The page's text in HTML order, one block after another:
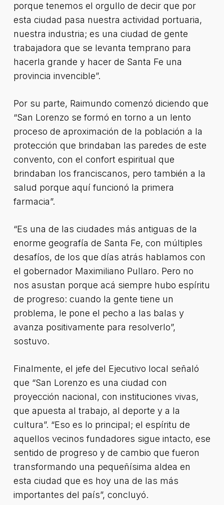
porque tenemos el orgullo de decir que por
esta ciudad pasa nuestra actividad portuaria,
nuestra industria; es una ciudad de gente
trabajadora que se levanta temprano para
hacerla grande y hacer de Santa Fe una
provincia invencible”.
Por su parte, Raimundo comenzó diciendo que
“San Lorenzo se formó en torno a un lento
proceso de aproximación de la población a la
protección que brindaban las paredes de este
convento, con el confort espiritual que
brindaban los franciscanos, pero también a la
salud porque aquí funcionó la primera
farmacia”.
“Es una de las ciudades más antiguas de la
enorme geografía de Santa Fe, con múltiples
desafíos, de los que días atrás hablamos con
el gobernador Maximiliano Pullaro. Pero no
nos asustan porque acá siempre hubo espíritu
de progreso: cuando la gente tiene un
problema, le pone el pecho a las balas y
avanza positivamente para resolverlo”,
sostuvo.
Finalmente, el jefe del Ejecutivo local señaló
que “San Lorenzo es una ciudad con
proyección nacional, con instituciones vivas,
que apuesta al trabajo, al deporte y a la
cultura”. “Eso es lo principal; el espíritu de
aquellos vecinos fundadores sigue intacto, ese
sentido de progreso y de cambio que fueron
transformando una pequeñísima aldea en
esta ciudad que es hoy una de las más
importantes del país”, concluyó.